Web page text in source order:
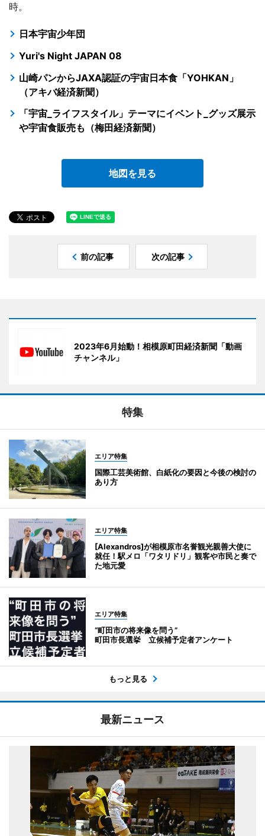
時。
日本宇宙少年団
Yuri's Night JAPAN 08
山崎パンからJAXA認証の宇宙日本食「YOHKAN」
（アキバ経済新聞）
「宇宙_ライフスタイル」テーマにイベント_グッズ展示
や宇宙食販売も（梅田経済新聞）
地図を見る
前の記事 次の記事
2023年6月始動！相模原町田経済新聞「動画
チャンネル」
特集
エリア特集
国際工芸美術館、白紙化の要因と今後の検討の
あり方
エリア特集
[Alexandros]が相模原市名誉観光親善大使に
就任！駅メロ「ワタリドリ」観客や市民と奏で
た地元愛
エリア特集
“町田市の将来像を問う”
町田市長選挙 立候補予定者アンケート
もっと見る
最新ニュース